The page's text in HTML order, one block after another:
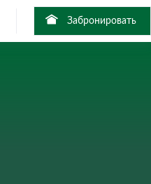
Забронировать